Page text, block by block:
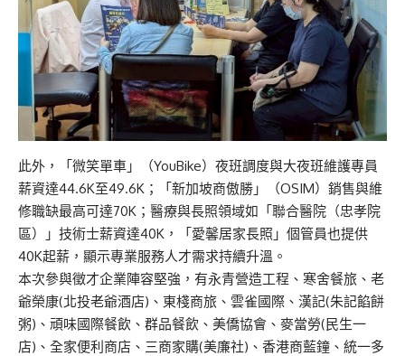
此外，「微笑單車」（YouBike）夜班調度與大夜班維護專員
薪資達44.6K至49.6K；「新加坡商傲勝」（OSIM）銷售與維
修職缺最高可達70K；醫療與長照領域如「聯合醫院（忠孝院
區）」技術士薪資達40K，「愛馨居家長照」個管員也提供
40K起薪，顯示專業服務人才需求持續升溫。
本次參與徵才企業陣容堅強，有永青營造工程、寒舍餐旅、老
爺榮康(北投老爺酒店)、東棧商旅、雲雀國際、漢記(朱記餡餅
粥)、頑味國際餐飲、群品餐飲、美僑協會、麥當勞(民生一
店)、全家便利商店、三商家購(美廉社)、香港商藍鐘、統一多